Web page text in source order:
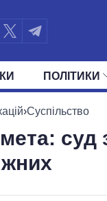
ПОЛIТИКИ
ПРЕЗИДЕНТ І ОФІС
›Суспільство
суд